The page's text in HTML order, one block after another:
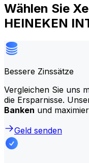
Wählen Sie
HEINEKEN
Bessere Zinssätze
Vergleichen Sie uns
die Ersparnisse.
Banken und
Geld senden